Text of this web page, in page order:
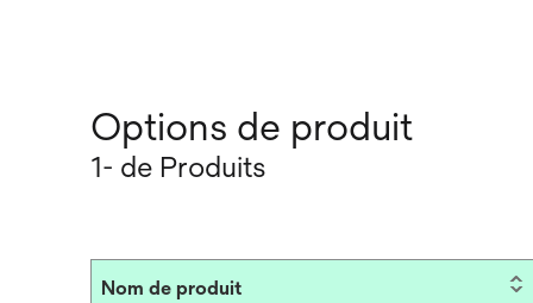
Options de produit
1- de Produits
Nom de produit